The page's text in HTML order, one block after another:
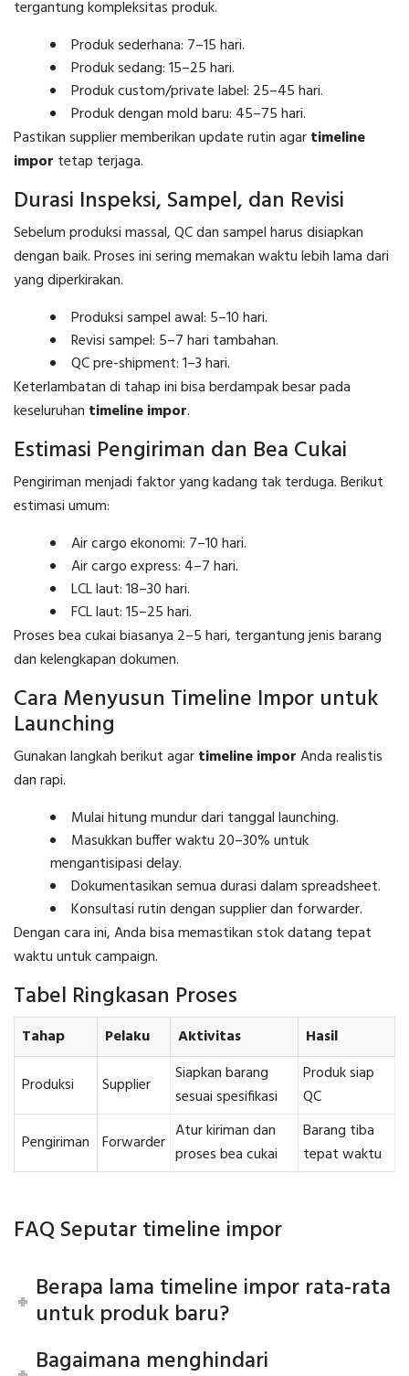
tergantung kompleksitas produk.
Produk sederhana: 7–15 hari.
Produk sedang: 15–25 hari.
Produk custom/private label: 25–45 hari.
Produk dengan mold baru: 45–75 hari.
Pastikan supplier memberikan update rutin agartimeline
impor tetap terjaga.
Durasi Inspeksi, Sampel, dan Revisi
Sebelum produksi massal, QC dan sampel harus disiapkan
dengan baik. Proses ini sering memakan waktu lebih lama dari
yang diperkirakan.
Produksi sampel awal: 5–10 hari.
Revisi sampel: 5–7 hari tambahan.
QC pre-shipment: 1–3 hari.
Keterlambatan di tahap ini bisa berdampak besar pada
keseluruhan timeline impor.
Estimasi Pengiriman dan Bea Cukai
Pengiriman menjadi faktor yang kadang tak terduga. Berikut
estimasi umum:
Air cargo ekonomi: 7–10 hari.
Air cargo express: 4–7 hari.
LCL laut: 18–30 hari.
FCL laut: 15–25 hari.
Proses bea cukai biasanya 2–5 hari, tergantung jenis barang
dan kelengkapan dokumen.
Cara Menyusun Timeline Impor untuk
Launching
Gunakan langkah berikut agartimeline imporAnda realistis
dan rapi.
Mulai hitung mundur dari tanggal launching.
Masukkan buffer waktu 20–30% untuk
mengantisipasi delay.
Dokumentasikan semua durasi dalam spreadsheet.
Konsultasi rutin dengan supplier dan forwarder.
Dengan cara ini, Anda bisa memastikan stok datang tepat
waktu untuk campaign.
Tabel Ringkasan Proses
Tahap Pelaku Aktivitas Hasil
Produksi Supplier
Siapkan barang
sesuai spesifikasi
Produk siap
QC
Pengiriman Forwarder Atur kiriman dan
proses bea cukai
Barang tiba
tepat waktu
FAQ Seputar timeline impor
Berapa lama timeline impor rata-rata
untuk produk baru?
Bagaimana menghindari